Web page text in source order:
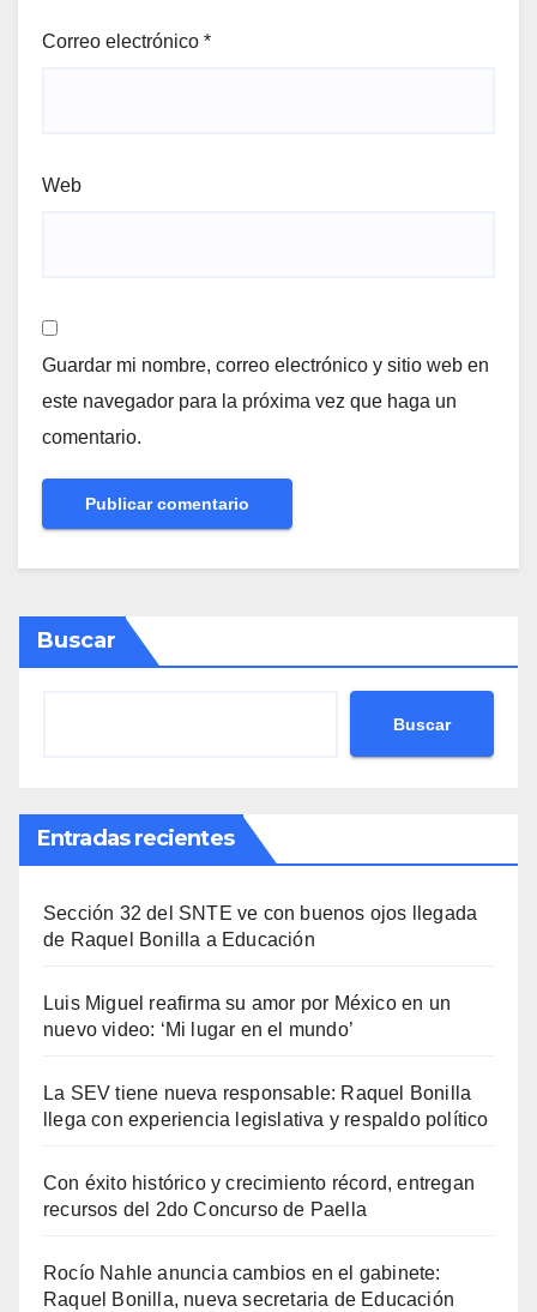
Correo electrónico *
Web
Guardar mi nombre, correo electrónico y sitio web en
este navegador para la próxima vez que haga un
comentario.
Buscar
Buscar
Entradas recientes
Sección 32 del SNTE ve con buenos ojos llegada
de Raquel Bonilla a Educación
Luis Miguel reafirma su amor por México en un
nuevo video: ‘Mi lugar en el mundo’
La SEV tiene nueva responsable: Raquel Bonilla
llega con experiencia legislativa y respaldo político
Con éxito histórico y crecimiento récord, entregan
recursos del 2do Concurso de Paella
Rocío Nahle anuncia cambios en el gabinete:
Raquel Bonilla, nueva secretaria de Educación